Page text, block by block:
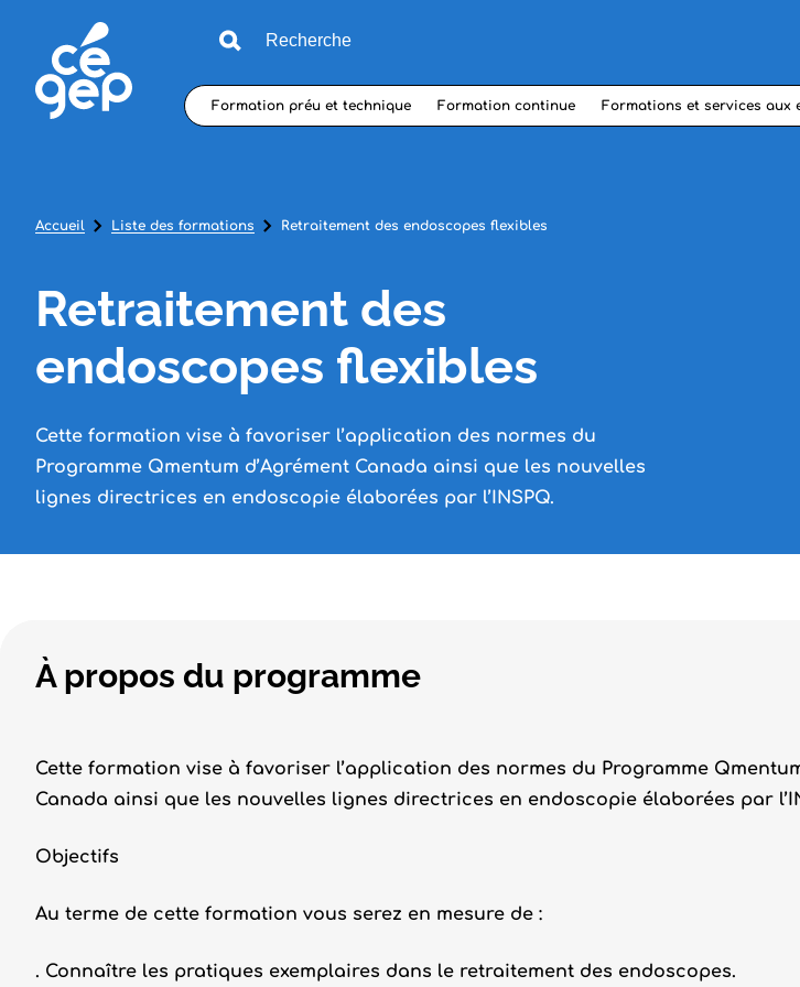
Formation préu et technique Formation continue Formations et services aux
Accueil Liste des formations Retraitement des endoscopes flexibles
Retraitement des
endoscopes flexibles
Cette formation vise à favoriser l’application des normes du
Programme Qmentum d’Agrément Canada ainsi que les nouvelles
lignes directrices en endoscopie élaborées par l’INSPQ.
À propos du programme
Cette formation vise à favoriser l’application des normes du Programme
Canada ainsi que les nouvelles lignes directrices en endoscopie élaborées par
Objectifs
Au terme de cette formation vous serez en mesure de :
. Connaître les pratiques exemplaires dans le retraitement des endoscopes.